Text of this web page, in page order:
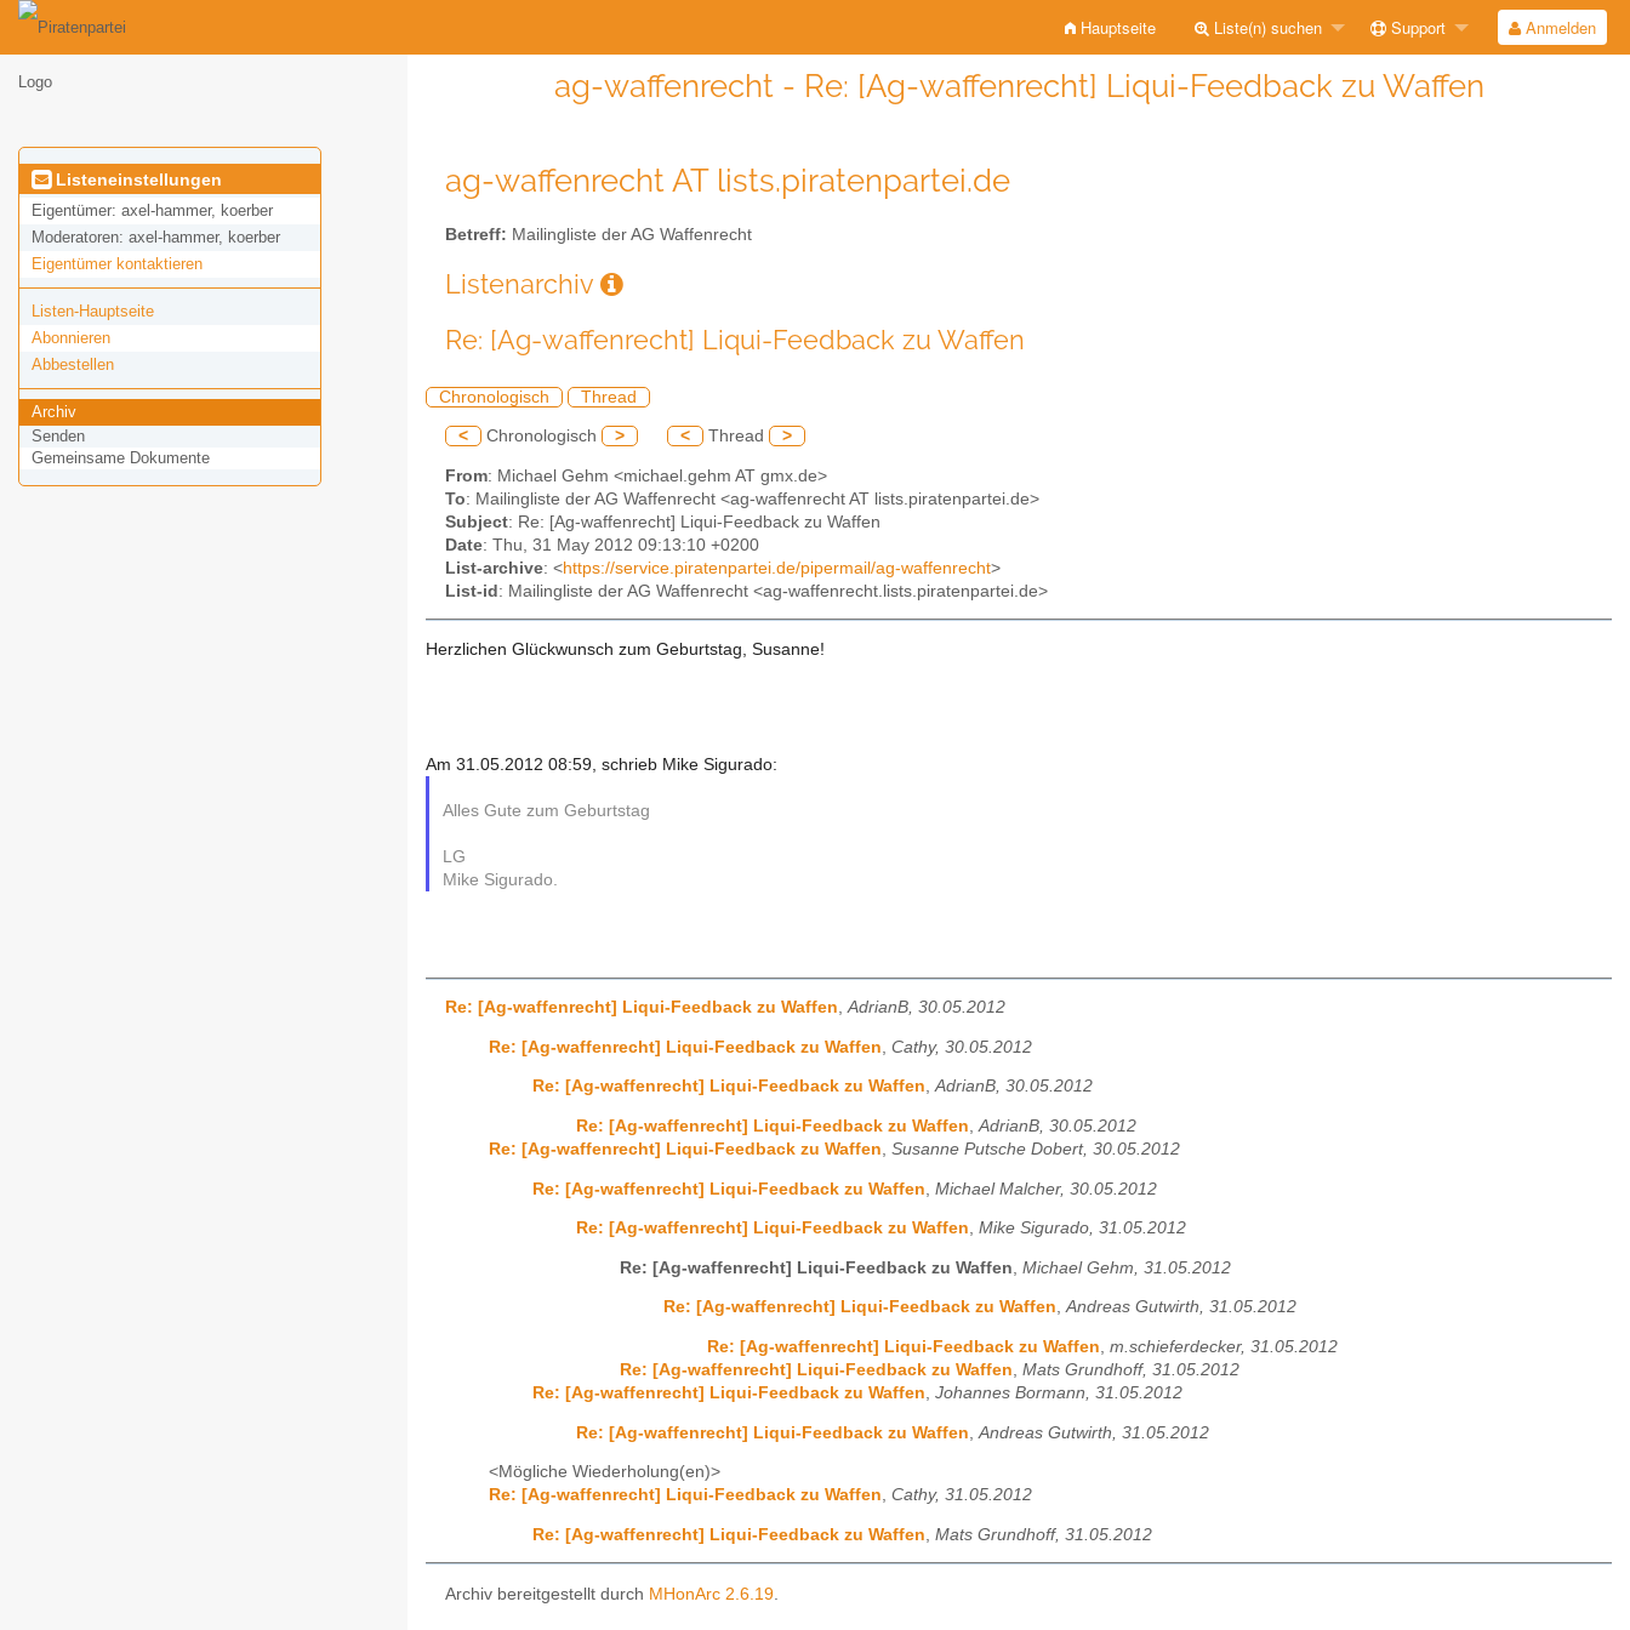
Hauptseite Liste(n) suchen Support Anmelden
ag-waffenrecht - Re: [Ag-waffenrecht] Liqui-Feedback zu Waffen
Listeneinstellungen
Eigentümer: axel-hammer, koerber
Moderatoren: axel-hammer, koerber
Eigentümer kontaktieren
Listen-Hauptseite
Abonnieren
Abbestellen
Archiv
Senden
Gemeinsame Dokumente
ag-waffenrecht AT lists.piratenpartei.de
Betreff: Mailingliste der AG Waffenrecht
Listenarchiv
Re: [Ag-waffenrecht] Liqui-Feedback zu Waffen
Chronologisch Thread
< Chronologisch > < Thread >
From: Michael Gehm <michael.gehm AT gmx.de>
To: Mailingliste der AG Waffenrecht <ag-waffenrecht AT lists.piratenpartei.de>
Subject: Re: [Ag-waffenrecht] Liqui-Feedback zu Waffen
Date: Thu, 31 May 2012 09:13:10 +0200
List-archive: <https://service.piratenpartei.de/pipermail/ag-waffenrecht>
List-id : Mailingliste der AG Waffenrecht <ag-waffenrecht.lists.piratenpartei.de>
Herzlichen Glückwunsch zum Geburtstag, Susanne!
Am 31.05.2012 08:59, schrieb Mike Sigurado:
Alles Gute zum Geburtstag
LG
Mike Sigurado.
Re: [Ag-waffenrecht] Liqui-Feedback zu Waffen,AdrianB, 30.05.2012
Re: [Ag-waffenrecht] Liqui-Feedback zu Waffen Cathy, 30.05.2012
Re: [Ag-waffenrecht] Liqui-Feedback zu Waffen,AdrianB, 30.05.2012
Re: [Ag-waffenrecht] Liqui-Feedback zu Waffen,AdrianB, 30.05.2012
Re: [Ag-waffenrecht] Liqui-Feedback zu Waffen, Susanne Putsche Dobert, 30.05.2012
Re: [Ag-waffenrecht] Liqui-Feedback zu Waffen Michael Malcher, 30.05.2012
Re: [Ag-waffenrecht] Liqui-Feedback zu Waffen, Mike Sigurado, 31.05.2012
Re: [Ag-waffenrecht] Liqui-Feedback zu Waffen Michael Gehm, 31.05.2012
Re: [Ag-waffenrecht] Liqui-Feedback zu Waffen,Andreas Gutwirth, 31.05.2012
Re: [Ag-waffenrecht] Liqui-Feedback zu Waffen, m.schieferdecker, 31.05.2012
Re: [Ag-waffenrecht] Liqui-Feedback zu Waffen, Mats Grundhoff, 31.05.2012
Re: [Ag-waffenrecht] Liqui-Feedback zu Waffen, Johannes Bormann, 31.05.2012
Re: [Ag-waffenrecht] Liqui-Feedback zu Waffen Andreas Gutwirth, 31.05.2012
<Mögliche Wiederholung(en)>
Re: [Ag-waffenrecht] Liqui-Feedback zu Waffen, Cathy, 31.05.2012
Re: [Ag-waffenrecht] Liqui-Feedback zu Waffen Mats Grundhoff, 31.05.2012
Archiv bereitgestellt durch MHonArc 2.6.19